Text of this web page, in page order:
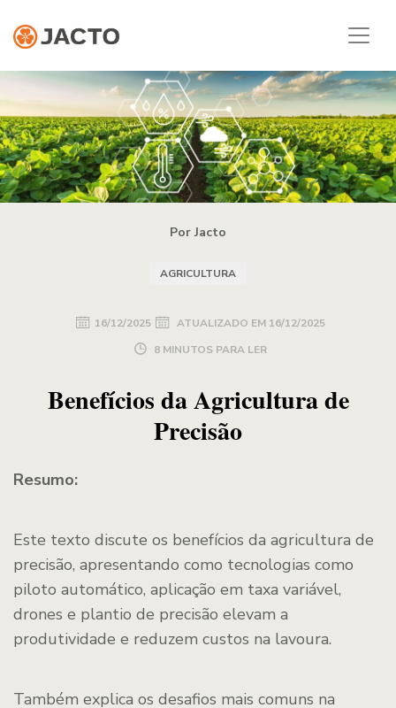
Por Jacto
AGRICULTURA
16/12/2025 ATUALIZADO EM 16/12/2025
8 MINUTOS PARA LER
Benefícios da Agricultura de
Precisão
Resumo:
Este texto discute os benefícios da agricultura de
precisão, apresentando como tecnologias como
piloto automático, aplicação em taxa variável,
drones e plantio de precisão elevam a
produtividade e reduzem custos na lavoura.
Também explica os desafios mais comuns na